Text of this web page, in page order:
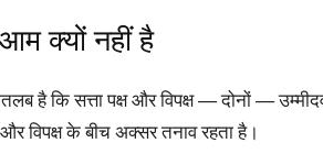
क्यों नहीं है
है कि सत्ता पक्ष और विपक्ष — दोनों —
विपक्ष के बीच अक्सर तनाव रहता है।